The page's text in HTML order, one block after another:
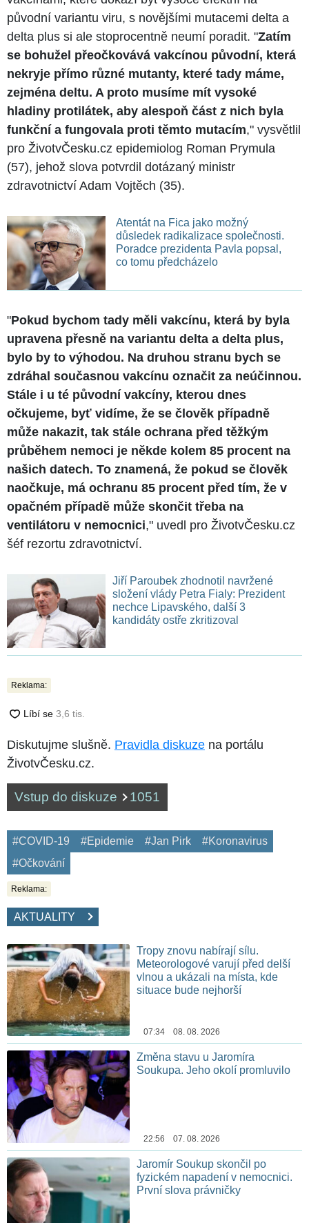
původní variantu viru, s novějšími mutacemi delta a
delta plus si ale stoprocentně neumí poradit. "Zatím
se bohužel přeočkovává vakcínou původní, která
nekryje přímo různé mutanty, které tady máme,
zejména deltu. A proto musíme mít vysoké
hladiny protilátek, aby alespoň část z nich byla
funkční a fungovala proti těmto mutacím," vysvětlil
pro ŽivotvČesku.cz epidemiolog Roman Prymula
(57), jehož slova potvrdil dotázaný ministr
zdravotnictví Adam Vojtěch (35).
Atentát na Fica jako možný
důsledek radikalizace společnosti.
Poradce prezidenta Pavla popsal,
co tomu předcházelo
"Pokud bychom tady měli vakcínu, která by byla
upravena přesně na variantu delta a delta plus,
bylo by to výhodou. Na druhou stranu bych se
zdráhal současnou vakcínu označit za neúčinnou.
Stále i u té původní vakcíny, kterou dnes
očkujeme, byť vidíme, že se člověk případně
může nakazit, tak stále ochrana před těžkým
průběhem nemoci je někde kolem 85 procent na
našich datech. To znamená, že pokud se člověk
naočkuje, má ochranu 85 procent před tím, že v
opačném případě může skončit třeba na
ventilátoru v nemocnici," uvedl pro ŽivotvČesku.cz
šéf rezortu zdravotnictví.
Jiří Paroubek zhodnotil navržené
složení vlády Petra Fialy: Prezident
nechce Lipavského, další 3
kandidáty ostře zkritizoval
Reklama:
Diskutujme slušně. Pravidla diskuze na portálu
ŽivotvČesku.cz.
Vstup do diskuze 1051
#COVID-19 #Epidemie #Jan Pirk
#Koronavirus
#Očkování
Reklama:
AKTUALITY
Tropy znovu nabírají sílu.
Meteorologové varují před delší
vlnou a ukázali na místa, kde
situace bude nejhorší
07:34 08. 08. 2026
Změna stavu u Jaromíra
Soukupa. Jeho okolí promluvilo
22:56 07. 08. 2026
Jaromír Soukup skončil po
fyzickém napadení v nemocnici.
První slova právničky